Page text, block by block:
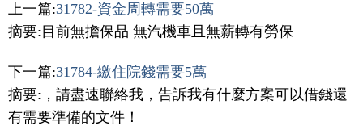
上一篇:31782-資金周轉需要50萬
摘要:目前無擔保品 無汽機車且無薪轉有勞保
下一篇:31784-繳住院錢需要5萬
摘要:，請盡速聯絡我，告訴我有什麼方案可以借錢還
有需要準備的文件！